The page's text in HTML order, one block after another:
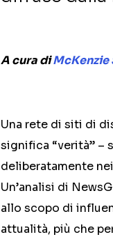
A cura diMcKenzie
Una rete di siti di
significa “verità” –
deliberatamente
Un’analisi di
allo scopo di
attualità, più che